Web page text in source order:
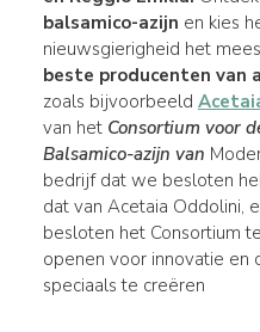
balsamico-azijn en kies
nieuwsgierigheid het
beste producenten van
zoals bijvoorbeeld
van het Consortium voor
Balsamico-azijn van
bedrijf dat we besloten
dat van Acetaia Oddolini,
besloten het Consortium
openen voor innovatie en
speciaals te creëren